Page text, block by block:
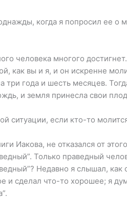
когда я попросил ее о
человека многого
как вы и я, и он искренне
три года и шесть месяцев.
и земля принесла свои
ситуации, если кто-то
Иакова, не отказался от
Только праведный
Недавно я слышал, как
и сделал что-то хорошее; я